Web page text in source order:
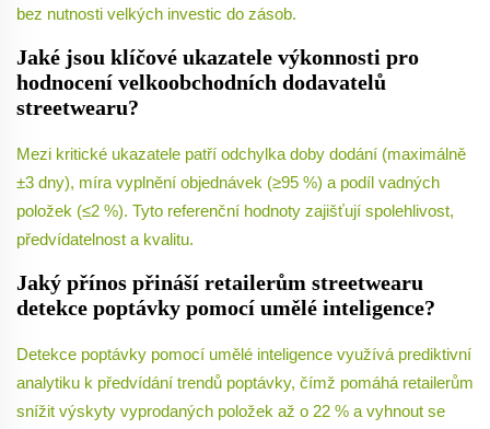
bez nutnosti velkých investic do zásob.
Jaké jsou klíčové ukazatele výkonnosti pro
hodnocení velkoobchodních dodavatelů
streetwearu?
Mezi kritické ukazatele patří odchylka doby dodání (maximálně
±3 dny), míra vyplnění objednávek (≥95 %) a podíl vadných
položek (≤2 %). Tyto referenční hodnoty zajišťují spolehlivost,
předvídatelnost a kvalitu.
Jaký přínos přináší retailerům streetwearu
detekce poptávky pomocí umělé inteligence?
Detekce poptávky pomocí umělé inteligence využívá prediktivní
analytiku k předvídání trendů poptávky, čímž pomáhá retailerům
snížit výskyty vyprodaných položek až o 22 % a vyhnout se